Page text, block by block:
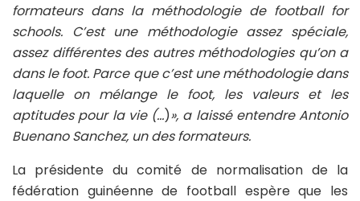
formateurs dans la méthodologie de football for
schools. C’est une méthodologie assez spéciale,
assez différentes des autres méthodologies qu’on a
dans le foot. Parce que c’est une méthodologie dans
laquelle on mélange le foot, les valeurs et les
aptitudes pour la vie (…)», a laissé entendre Antonio
Buenano Sanchez, un des formateurs.
La présidente du comité de normalisation de la
fédération guinéenne de football espère que les